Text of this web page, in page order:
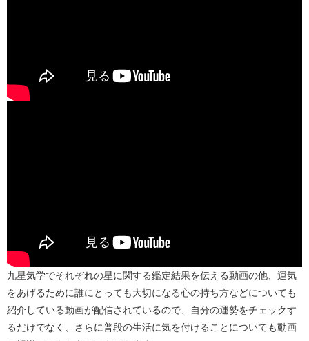
九星気学でそれぞれの星に関する鑑定結果を伝える動画の他、運気
をあげるために誰にとっても大切になる心の持ち方などについても
紹介している動画が配信されているので、自分の運勢をチェックす
るだけでなく、さらに普段の生活に気を付けることについても動画